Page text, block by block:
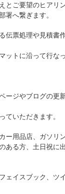
とご要望のヒアリ
署へ繋ぎます。
伝票処理や見積書
ットに沿って行な
ージやブログの更
ていただきます。
ー用品店、ガソリ
ある方、土日祝に
ェイスブック、ツ